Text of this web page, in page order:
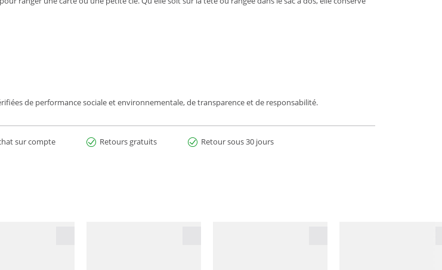
de performance sociale et environnementale, de transparence et de responsabilité.
sur compte Retours gratuits Retour sous 30 jours